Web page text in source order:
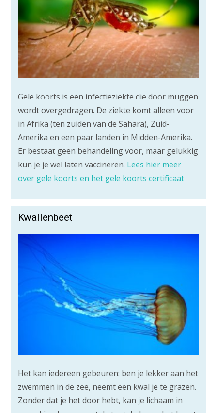
Gele koorts is een infectieziekte die door muggen
wordt overgedragen. De ziekte komt alleen voor
in Afrika (ten zuiden van de Sahara), Zuid-
Amerika en een paar landen in Midden-Amerika.
Er bestaat geen behandeling voor, maar gelukkig
kun je je wel laten vaccineren. Lees hier meer
over gele koorts en het gele koorts certificaat
Kwallenbeet
Het kan iedereen gebeuren: ben je lekker aan het
zwemmen in de zee, neemt een kwal je te grazen.
Zonder dat je het door hebt, kan je lichaam in